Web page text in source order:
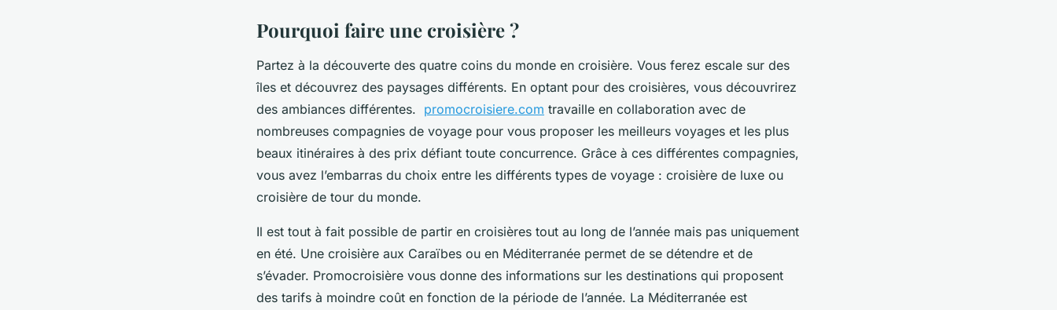
Pourquoi faire une croisière ?
Partez à la découverte des quatre coins du monde en croisière. Vous ferez escale sur des
îles et découvrez des paysages différents. En optant pour des croisières, vous découvrirez
des ambiances différentes. promocroisiere.com travaille en collaboration avec de
nombreuses compagnies de voyage pour vous proposer les meilleurs voyages et les plus
beaux itinéraires à des prix défiant toute concurrence. Grâce à ces différentes compagnies,
vous avez l’embarras du choix entre les différents types de voyage : croisière de luxe ou
croisière de tour du monde.
Il est tout à fait possible de partir en croisières tout au long de l’année mais pas uniquement
en été. Une croisière aux Caraïbes ou en Méditerranée permet de se détendre et de
s’évader. Promocroisière vous donne des informations sur les destinations qui proposent
des tarifs à moindre coût en fonction de la période de l’année. La Méditerranée est